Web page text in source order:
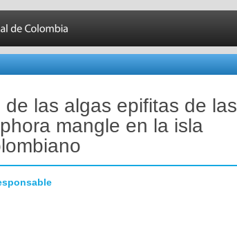
de las algas epifitas de las
mangle en la isla